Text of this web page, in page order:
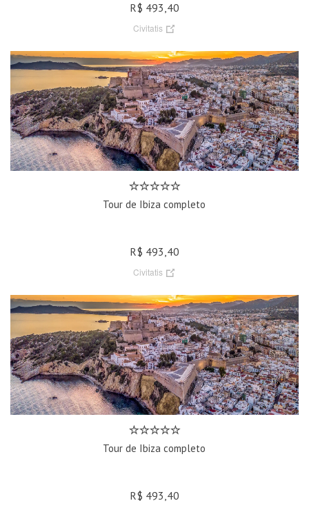
R$ 493,40
Civitatis
Tour de Ibiza completo
R$ 493,40
Civitatis
Tour de Ibiza completo
R$ 493,40